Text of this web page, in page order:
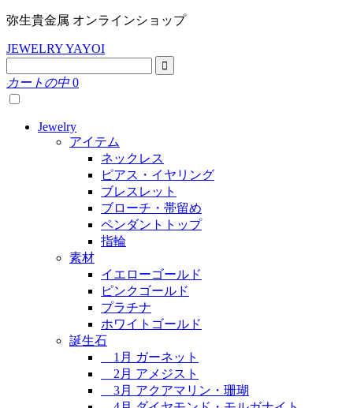
弥生貴金属 オンラインショップ
JEWELRY YAYOI
カートの中 0
Jewelry
アイテム
ネックレス
ピアス・イヤリング
ブレスレット
ブローチ・帯留め
ペンダントトップ
指輪
素材
イエローゴールド
ピンクゴールド
プラチナ
ホワイトゴールド
誕生石
1月 ガーネット
2月 アメジスト
3月 アクアマリン・珊瑚